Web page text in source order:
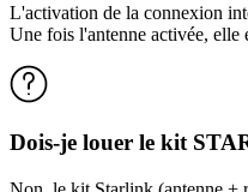
L'activation de la connexion
Une fois l'antenne activée, elle
Dois-je louer le kit